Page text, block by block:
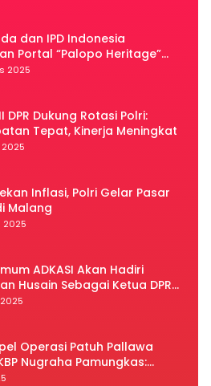
dan IPD Indonesia
Portal “Palopo Heritage”
2025
DPR Dukung Rotasi Polri:
Tepat, Kinerja Meningkat
Inflasi, Polri Gelar Pasar
Malang
2025
ADKASI Akan Hadiri
Husain Sebagai Ketua DPRD
Operasi Patuh Pallawa
Nugraha Pamungkas:
dan Keselamatan Jadi